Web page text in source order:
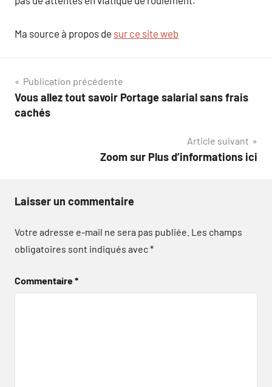
Ma source à propos de sur ce site web
Navigation
de
Publication précédente
Vous allez tout savoir Portage salarial sans frais
cachés
Article suivant
Zoom sur Plus d’informations ici
Laisser un commentaire
Votre adresse e-mail ne sera pas publiée. Les champs
obligatoires sont indiqués avec*
Commentaire*